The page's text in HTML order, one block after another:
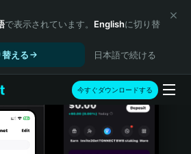
で表示されています。 Englishに切り替
える
日本語で続ける
今すぐダウンロードする